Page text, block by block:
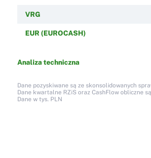
VRG
EUR (EUROCASH)
Analiza techniczna
Dane pozyskiwane są ze skonsolidowanych
Dane kwartalne RZiS oraz CashFlow obliczne
Dane w tys. PLN